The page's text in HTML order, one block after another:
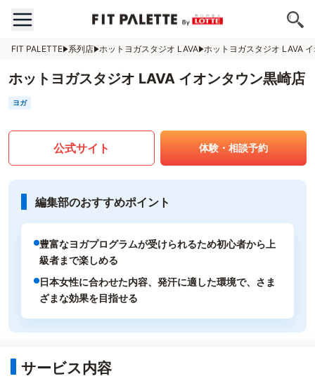
FIT PALETTE 系列店 ホットヨガスタジオ LAVA ホットヨガスタジオ LAVA
ホットヨガスタジオ LAVA イオンタウン黒崎店
ヨガ
公式サイト 体験・相談予約
編集部のおすすめポイント
豊富なヨガプログラムが受けられるため初心者から上
級者まで楽しめる
日本女性に合わせた内容、発汗に適した環境で、さま
ざまな効果を目指せる
サービス内容